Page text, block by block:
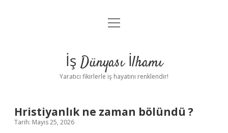
Anasayfa
Yasal Uyarı
menüyü
İş Dünyası İlhamı
Yaratıcı fikirlerle iş hayatını renklendir!
Hristiyanlık ne zaman bölündü ?
Tarih: Mayıs 25, 2026